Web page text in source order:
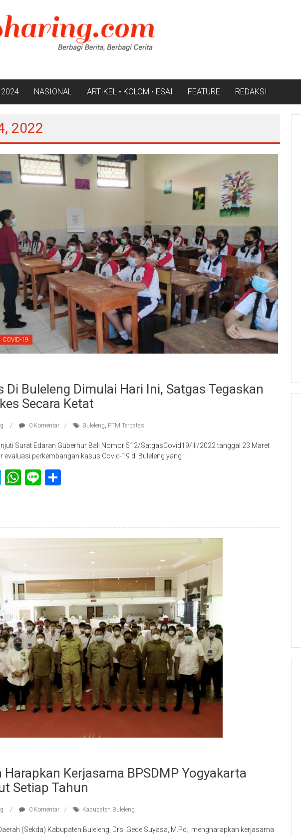
2024 NASIONAL ARTIKEL • KOLOM • ESAI FEATURE REDAKSI
2022
COVID-19
Di Buleleng Dimulai Hari Ini, Satgas Tegaskan
Secara Ketat
0 Komentar Buleleng, PTM Terbatas
Surat Edaran Gubernur Bali Nomor 512/SatgasCovid19/III/2022 tanggal 23 Maret
evaluasi perkembangan kasus Covid-19 di Buleleng yang
Telegram
WhatsApp
Line
Harapkan Kerjasama BPSDMP Yogyakarta
Setiap Tahun
0 Komentar Kabupaten Buleleng
(Sekda) Kabupaten Buleleng, Drs. Gede Suyasa, M.Pd., mengharapkan kerjasama